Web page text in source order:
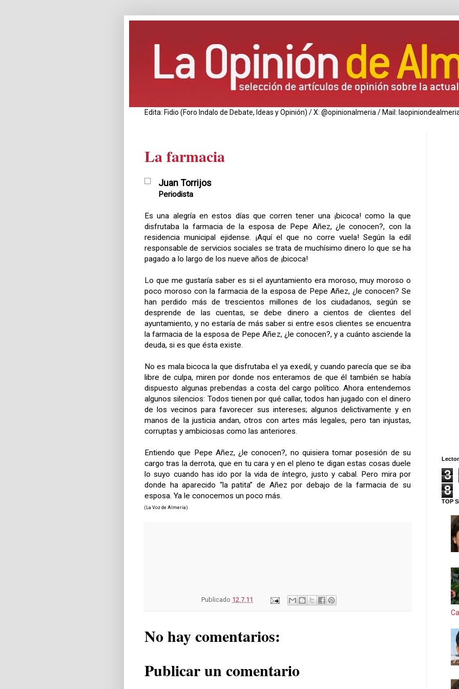
Edita: Fidio (Foro Indalo de Debate, Ideas y Opinión) / X: @opinionalmeria / Mail:
La farmacia
Juan Torrijos
Periodista
Es una alegría en estos días que corren tener una ¡bicoca! como la que
disfrutaba la farmacia de la esposa de Pepe Añez, ¿le conocen?, con la
residencia municipal ejidense. ¡Aquí el que no corre vuela! Según la edil
responsable de servicios sociales se trata de muchísimo dinero lo que se ha
pagado a lo largo de los nueve años de ¡bicoca!
Lo que me gustaría saber es si el ayuntamiento era moroso, muy moroso o
poco moroso con la farmacia de la esposa de Pepe Añez, ¿le conocen? Se
han perdido más de trescientos millones de los ciudadanos, según se
desprende de las cuentas, se debe dinero a cientos de clientes del
ayuntamiento, y no estaría de más saber si entre esos clientes se encuentra
la farmacia de la esposa de Pepe Añez, ¿le conocen?, y a cuánto asciende la
deuda, si es que ésta existe.
No es mala bicoca la que disfrutaba el ya exedil, y cuando parecía que se iba
libre de culpa, miren por donde nos enteramos de que él también se había
dispuesto algunas prebendas a costa del cargo político. Ahora entendemos
algunos silencios: Todos tienen por qué callar, todos han jugado con el dinero
de los vecinos para favorecer sus intereses; algunos delictivamente y en
manos de la justicia andan, otros con artes más legales, pero tan injustas,
corruptas y ambiciosas como las anteriores.
Entiendo que Pepe Añez, ¿le conocen?, no quisiera tomar posesión de su
cargo tras la derrota, que en tu cara y en el pleno te digan estas cosas duele
lo suyo cuando has ido por la vida de íntegro, justo y cabal. Pero mira por
donde ha aparecido “la patita” de Añez por debajo de la farmacia de su
esposa. Ya le conocemos un poco más.
(La Voz de Almería)
Publicado 12.7.11
No hay comentarios:
Publicar un comentario
3
8
TOP